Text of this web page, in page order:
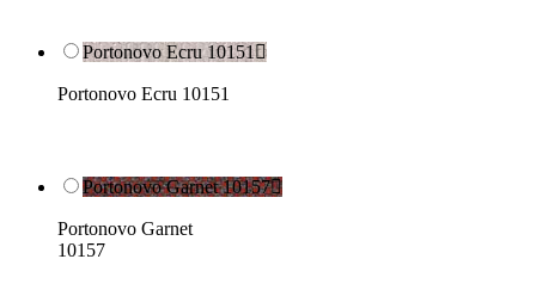
Portonovo Ecru 10151
Portonovo Ecru 10151
Portonovo Garnet 10157
Portonovo Garnet
10157